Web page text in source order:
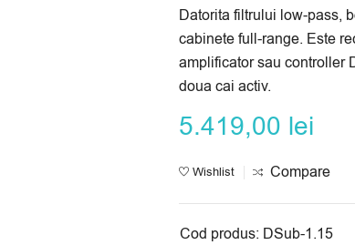
Datorita filtrului low-pass,
cabinete full-range. Este
amplificator sau controller
doua cai activ.
5.419,00 lei
Wishlist Compare
Cod produs: DSub-1.15